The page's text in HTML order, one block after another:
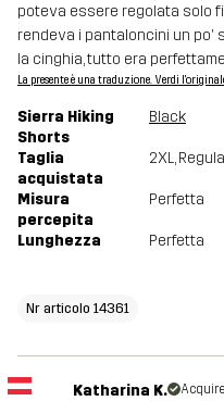
poteva essere regolata solo
rendeva i pantaloncini un po'
la cinghia, tutto era
La presente è una traduzione. Verdi
Sierra Hiking
Shorts
Black
Taglia
acquistata
2XL,
Misura
percepita
Perfetta
Lunghezza Perfetta
Nr articolo 14361
Katharina K.